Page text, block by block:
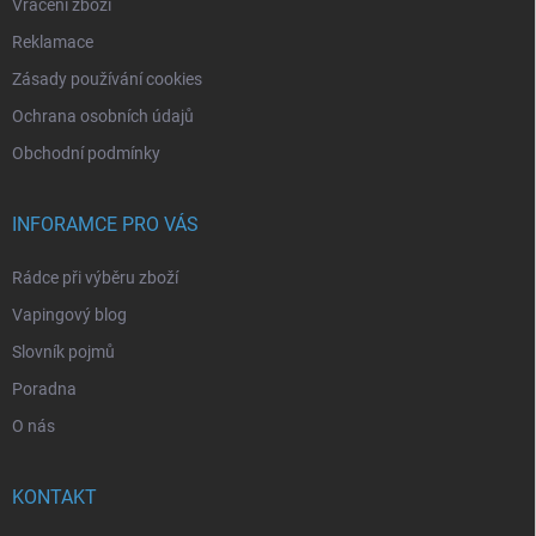
Vrácení zboží
Reklamace
Zásady používání cookies
Ochrana osobních údajů
Obchodní podmínky
INFORAMCE PRO VÁS
Rádce při výběru zboží
Vapingový blog
Slovník pojmů
Poradna
O nás
KONTAKT